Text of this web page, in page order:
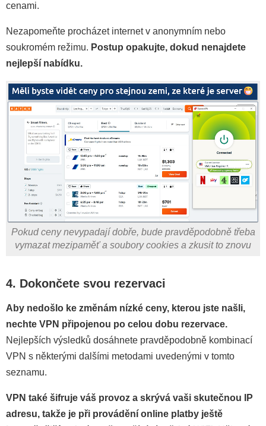
cenami.
Nezapomeňte procházet internet v anonymním nebo
soukromém režimu. Postup opakujte, dokud nenajdete
nejlepší nabídku.
Pokud ceny nevypadají dobře, bude pravděpodobně třeba
vymazat mezipaměť a soubory cookies a zkusit to znovu
4. Dokončete svou rezervaci
Aby nedošlo ke změnám nízké ceny, kterou jste našli,
nechte VPN připojenou po celou dobu rezervace.
Nejlepších výsledků dosáhnete pravděpodobně kombinací
VPN s některými dalšími metodami uvedenými v tomto
seznamu.
VPN také šifruje váš provoz a skrývá vaši skutečnou IP
adresu, takže je při provádění online platby ještě